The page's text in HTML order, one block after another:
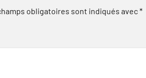
obligatoires sont indiqués avec*